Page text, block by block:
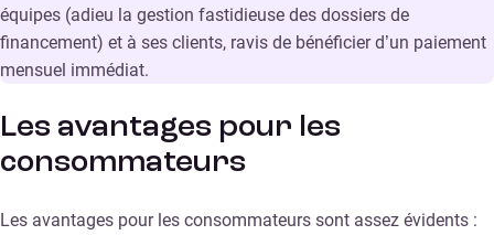
équipes (adieu la gestion fastidieuse des dossiers de
financement) et à ses clients, ravis de bénéficier d’un paiement
mensuel immédiat.
Les avantages pour les
consommateurs
Les avantages pour les consommateurs sont assez évidents :